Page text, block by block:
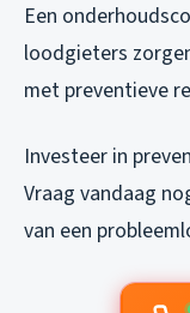
Een
loodgieters
met preventieve
Investeer in
Vraag vandaag
van een